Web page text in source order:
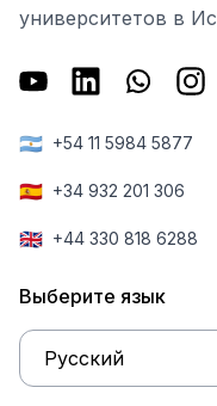
университетов в
🇦🇷 +54 11 5984 5877
🇪🇸 +34 932 201 306
🇬🇧 +44 330 818 6288
Выберите язык